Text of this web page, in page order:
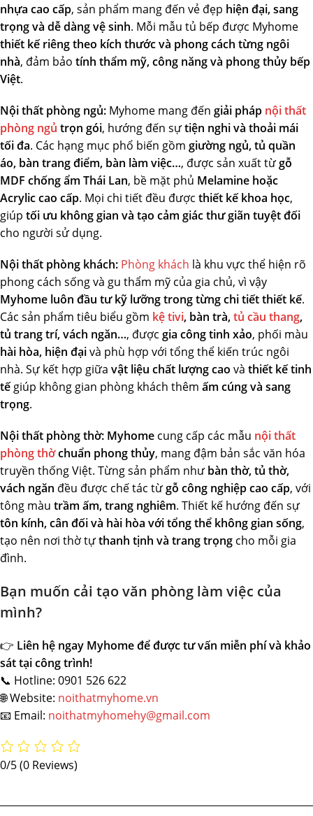
nhựa cao cấp, sản phẩm mang đến vẻ đẹp hiện đại, sang
trọng và dễ dàng vệ sinh. Mỗi mẫu tủ bếp được Myhome
thiết kế riêng theo kích thước và phong cách từng ngôi
nhà, đảm bảo tính thẩm mỹ, công năng và phong thủy bếp
Việt.
Nội thất phòng ngủ: Myhome mang đến giải pháp nội thất
phòng ngủ trọn gói, hướng đến sựtiện nghi và thoải mái
tối đa. Các hạng mục phổ biến gồm giường ngủ, tủ quần
áo, bàn trang điểm, bàn làm việc…, được sản xuất từgỗ
MDF chống ẩm Thái Lan, bề mặt phủ Melamine hoặc
Acrylic cao cấp. Mọi chi tiết đều được thiết kế khoa học,
giúp tối ưu không gian và tạo cảm giác thư giãn tuyệt đối
cho người sử dụng.
Nội thất phòng khách: Phòng khách là khu vực thể hiện rõ
phong cách sống và gu thẩm mỹ của gia chủ, vì vậy
Myhome luôn đầu tư kỹ lưỡng trong từng chi tiết thiết kế.
Các sản phẩm tiêu biểu gồm kệ tivi, bàn trà,tủ cầu thang,
tủ trang trí, vách ngăn…, được gia công tinh xảo, phối màu
hài hòa, hiện đạivà phù hợp với tổng thể kiến trúc ngôi
nhà. Sự kết hợp giữa vật liệu chất lượng cao và thiết kế tinh
tếgiúp không gian phòng khách thêm ấm cúng và sang
trọng.
Nội thất phòng thờ: Myhome cung cấp các mẫu nội thất
phòng thờchuẩn phong thủy, mang đậm bản sắc văn hóa
truyền thống Việt. Từng sản phẩm như bàn thờ, tủ thờ,
vách ngăn đều được chế tác từgỗ công nghiệp cao cấp, với
tông màu trầm ấm, trang nghiêm. Thiết kế hướng đến sự
tôn kính, cân đối và hài hòa với tổng thể không gian sống,
tạo nên nơi thờ tựthanh tịnh và trang trọng cho mỗi gia
đình.
Bạn muốn cải tạo văn phòng làm việc của
mình?
👉 Liên hệ ngay Myhome để được tư vấn miễn phí và khảo
sát tại công trình!
📞 Hotline: 0901 526 622
🌐 Website: noithatmyhome.vn
📧 Email: noithatmyhomehy@gmail.com
0/5(0 Reviews)